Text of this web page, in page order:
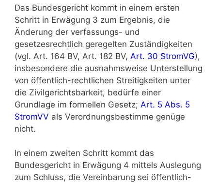
Das Bundesgericht kommt in einem ersten
Schritt in Erwägung 3 zum Ergebnis, die
Änderung der verfassungs- und
gesetzesrechtlich geregelten Zuständigkeiten
(vgl. Art. 164 BV, Art. 182 BV, Art. 30 StromVG),
insbesondere die ausnahmsweise Unterstellung
von öffentlich-rechtlichen Streitigkeiten unter
die Zivilgerichtsbarkeit, bedürfe einer
Grundlage im formellen Gesetz; Art. 5 Abs. 5
StromVV als Verordnungsbestimme genüge
nicht.
In einem zweiten Schritt kommt das
Bundesgericht in Erwägung 4 mittels Auslegung
zum Schluss, die Vereinbarung sei öffentlich-